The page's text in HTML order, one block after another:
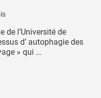
de l’Université de
d’ autophagie des
» qui ...